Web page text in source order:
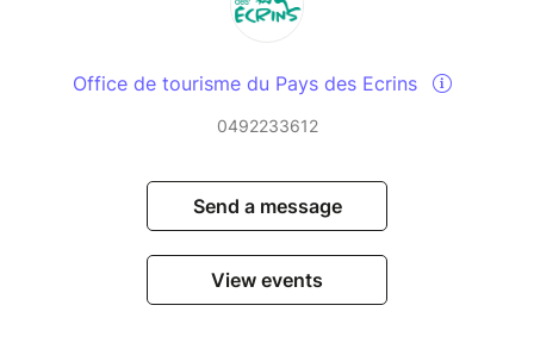
Office de tourisme du Pays des Ecrins
0492233612
Send a message
View events